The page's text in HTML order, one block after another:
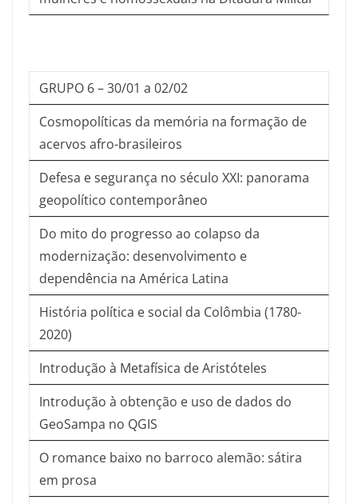
GRUPO 6 – 30/01 a 02/02
Cosmopolíticas da memória na formação de
acervos afro-brasileiros
Defesa e segurança no século XXI: panorama
geopolítico contemporâneo
Do mito do progresso ao colapso da
modernização: desenvolvimento e
dependência na América Latina
História política e social da Colômbia (1780-
2020)
Introdução à Metafísica de Aristóteles
Introdução à obtenção e uso de dados do
GeoSampa no QGIS
O romance baixo no barroco alemão: sátira
em prosa